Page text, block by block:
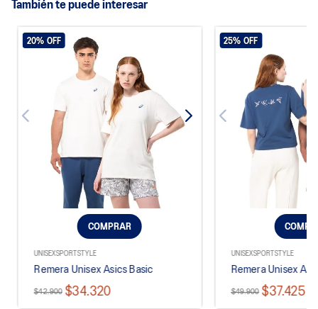
También te puede interesar
COMPRAR
UNISEXSPORTSTYLE
Remera Unisex Asics Basic
$42.900 $34.320
20% OFF
UNISEXSPORTSTYLE
Remera Unisex
$49.900 $37.425
25% OFF